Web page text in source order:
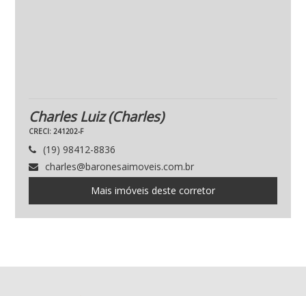
Charles Luiz(Charles)
CRECI: 241202-F
(19) 98412-8836
charles@baronesaimoveis.com.br
Mais imóveis deste corretor